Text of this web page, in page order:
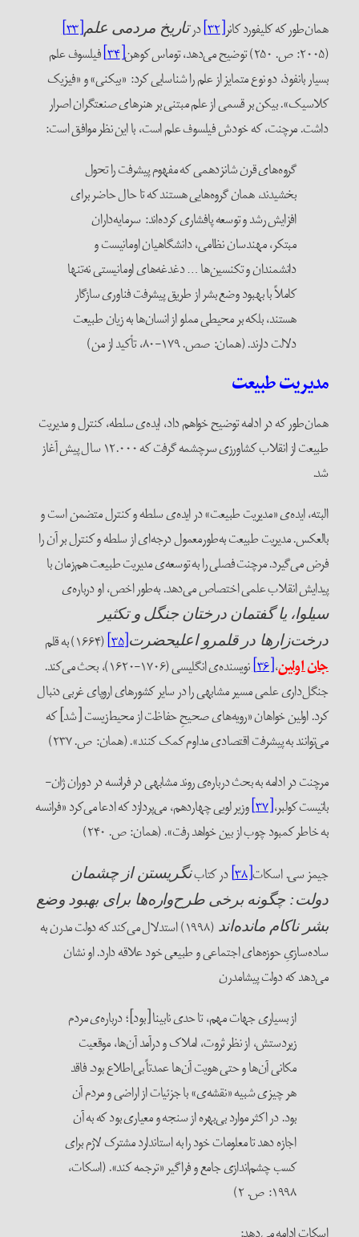
که کلیفورد کانر[۳۲] درتاریخ مردمی علم[۳۳]
[۳۴]
فیلسوف علم
بانفوذ، دو نوع متمایز از علم را شناسایی کرد: «بیکنی» و «فیزیک
بیکن بر قسمی از علم مبتنی بر هنرهای صنعتگران اصرار
مرچنت، که خودش فیلسوف علم است، با این نظر موافق است:
گروه‌های قرن شانزدهمی که مفهوم پیشرفت را تحول
بخشیدند، همان گروه‌هایی هستند که تا حال حاضر برای
افزایش رشد و توسعه پافشاری کرده‌اند: سرمایه‌داران
مبتکر، مهندسان نظامی، دانشگاهیان اومانیست و
دانشمندان و تکنسین‌ها … دغدغه‌های اومانیستی نه‌تنها
کاملاً با بهبود وضع بشر از طریق پیشرفت فناوری سازگار
هستند، بلکه بر محیطی مملو از انسان‌ها به زیان طبیعت
دلالت دارند. (همان: صص. ۱۷۹-۸۰، تأکید از من)
طبیعت
که در ادامه توضیح خواهم داد، ایده‌ی سلطه، کنترل و مدیریت
طبیعت از انقلاب کشاورزی سرچشمه گرفت که ۱۲.۰۰۰ سال پیش آغاز
ایده‌ی «مدیریت طبیعت» در ایده‌ی سلطه و کنترل متضمن است و
مدیریت طبیعت به‌طورمعمول درجه‌ای از سلطه و کنترل بر آن را
می‌گیرد. مرچنت فصلی را به توسعه‌ی مدیریت طبیعت هم‌زمان با
انقلاب علمی اختصاص می‌دهد. به‌طور اخص، او درباره‌ی
یا گفتمان درختان جنگل و تکثیر
در قلمرو اعلیحضرت[۳۵]
(۱۶۶۴) به قلم
اولین،[۳۶]
نویسنده‌ی انگلیسی (۱۷۰۶-۱۶۲۰)، بحث می‌کند.
علمی مسیر مشابهی را در سایر کشورهای اروپای غربی دنبال
اولین خواهان «رویه‌های صحیحِ حفاظت از محیط‌زیست [شد] که
به پیشرفت اقتصادی مداوم کمک کنند». (همان: ص. ۲۳۷)
در ادامه به بحث درباره‌ی روند مشابهی در فرانسه در دوران ژان-
کولبر،[۳۷]
وزیر لویی چهاردهم، می‌پردازد که ادعا می‌کرد «فرانسه
خاطر کمبود چوب از بین خواهد رفت». (همان: ص. ۲۴۰)
سی. اسکات[۳۸] در کتابنگریستن از چشمان
چگونه برخی طرح‌واره‌ها برای بهبود وضع
ناکام مانده‌اند
(۱۹۹۸) استدلال می‌کند که دولت مدرن به
حوزه‌های اجتماعی و طبیعی خود علاقه دارد. او نشان
که دولت پیشامدرن
از بسیاری جهات مهم، تا حدی نابینا [بود]؛ درباره‌ی مردم
زیردستش، از نظر ثروت، املاک و درآمد آن‌ها، موقعیت
مکانی آن‌ها و حتی هویت آن‌ها عمدتاً بی‌اطلاع بود. فاقد
هر چیزی شبیه ‌«نقشه‌ی» با جزئیات از اراضی و مردم آن
بود. در اکثر موارد بی‌بهره از سنجه و معیاری بود که به آن
اجازه دهد تا معلومات خود را به استاندارد مشترک لازم برای
کسب چشم‌اندازی جامع و فراگیر «ترجمه کند». (اسکات،